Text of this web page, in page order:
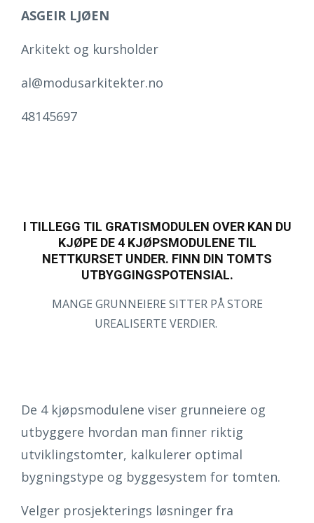
ASGEIR LJØEN
Arkitekt og kursholder
al@modusarkitekter.no
48145697
I TILLEGG TIL GRATISMODULEN OVER KAN DU
KJØPE DE 4 KJØPSMODULENE TIL
NETTKURSET UNDER. FINN DIN TOMTS
UTBYGGINGSPOTENSIAL.
MANGE GRUNNEIERE SITTER PÅ STORE
UREALISERTE VERDIER.
De 4 kjøpsmodulene viser grunneiere og
utbyggere hvordan man finner riktig
utviklingstomter, kalkulerer optimal
bygningstype og byggesystem for tomten.
Velger prosjekterings løsninger fra